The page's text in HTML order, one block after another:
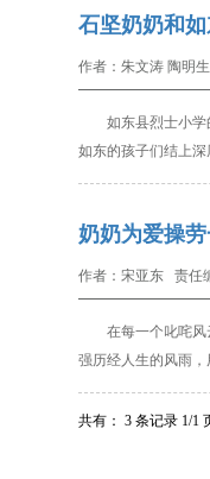
石坚奶奶和
作者：朱文涛 陶明
如东县烈士小学
如东的孩子们结上
奶奶为爱操
作者：宋亚东 责任
在每一个叱咤风
强历经人生的风雨，
共有： 3 条记录 1/1